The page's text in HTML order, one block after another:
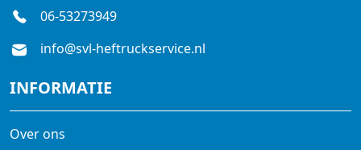
06-53273949
info@svl-heftruckservice.nl
INFORMATIE
Over ons